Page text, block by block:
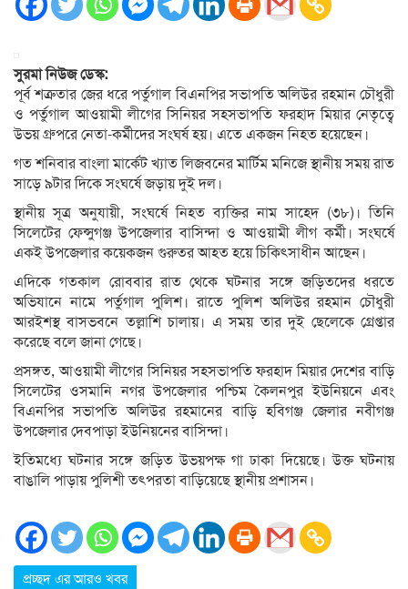
সুরমা নিউজ ডেস্ক:
পূর্ব শত্রুতার জের ধরে পর্তুগাল বিএনপির সভাপতি অলিউর রহমান চৌধুরী
ও পর্তুগাল আওয়ামী লীগের সিনিয়র সহসভাপতি ফরহাদ মিয়ার নেতৃত্বে
উভয় গ্রুপরে নেতা-কর্মীদের সংঘর্ষ হয়। এতে একজন নিহত হয়েছেন।
গত শনিবার বাংলা মার্কেট খ্যাত লিজবনের মার্টিম মনিজে স্থানীয় সময় রাত
সাড়ে ৯টার দিকে সংঘর্ষে জড়ায় দুই দল।
স্থানীয় সূত্র অনুযায়ী, সংঘর্ষে নিহত ব্যক্তির নাম সাহেদ (৩৮)। তিনি
সিলেটের ফেন্সুগঞ্জ উপজেলার বাসিন্দা ও আওয়ামী লীগ কর্মী। সংঘর্ষে
একই উপজেলার কয়েকজন গুরুতর আহত হয়ে চিকিৎসাধীন আছেন।
এদিকে গতকাল রোববার রাত থেকে ঘটনার সঙ্গে জড়িতদের ধরতে
অভিযানে নামে পর্তুগাল পুলিশ। রাতে পুলিশ অলিউর রহমান চৌধুরী
আরইশস্থ বাসভবনে তল্লাশি চালায়। এ সময় তার দুই ছেলেকে গ্রেপ্তার
করেছে বলে জানা গেছে।
প্রসঙ্গত, আওয়ামী লীগের সিনিয়র সহসভাপতি ফরহাদ মিয়ার দেশের বাড়ি
সিলেটের ওসমানি নগর উপজেলার পশ্চিম কৈলনপুর ইউনিয়নে এবং
বিএনপির সভাপতি অলিউর রহমানের বাড়ি হবিগঞ্জ জেলার নবীগঞ্জ
উপজেলার দেবপাড়া ইউনিয়নের বাসিন্দা।
ইতিমধ্যে ঘটনার সঙ্গে জড়িত উভয়পক্ষ গা ঢাকা দিয়েছে। উক্ত ঘটনায়
বাঙালি পাড়ায় পুলিশী তৎপরতা বাড়িয়েছে স্থানীয় প্রশাসন।
প্রচ্ছদ এর আরও খবর